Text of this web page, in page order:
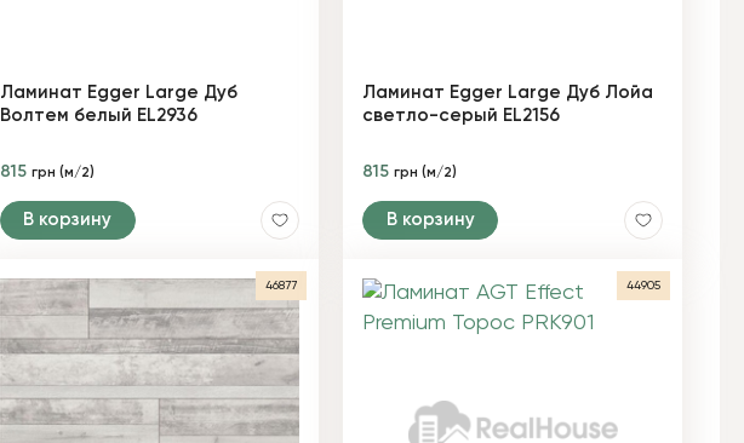
Ламинат Egger Large Дуб
Волтем белый EL2936
815 грн (м/2)
В корзину
Ламинат Egger Large Дуб Лойа
светло-серый EL2156
815грн (м/2)
В корзину
46877 44905